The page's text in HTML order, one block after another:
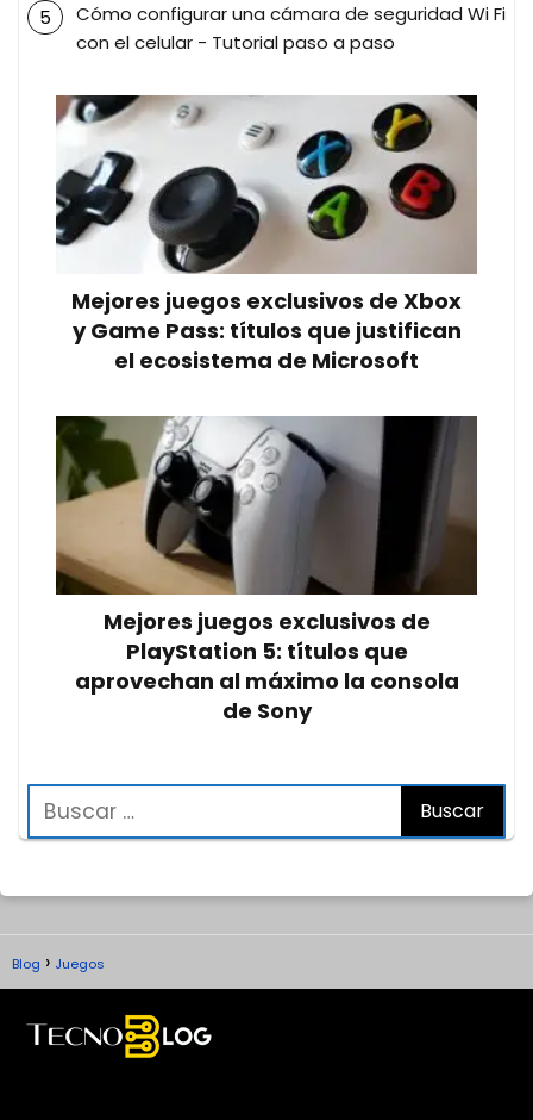
Cómo configurar una cámara de seguridad Wi Fi
con el celular - Tutorial paso a paso
Mejores juegos exclusivos de Xbox
y Game Pass: títulos que justifican
el ecosistema de Microsoft
Mejores juegos exclusivos de
PlayStation 5: títulos que
aprovechan al máximo la consola
de Sony
Blog Juegos